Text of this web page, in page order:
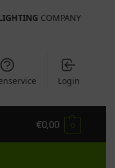
COMPANY
Login
€0,00 0